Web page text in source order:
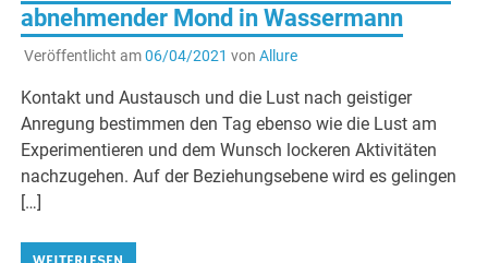
abnehmender Mond in Wassermann
Veröffentlicht am06/04/2021 von Allure
Kontakt und Austausch und die Lust nach geistiger
Anregung bestimmen den Tag ebenso wie die Lust am
Experimentieren und dem Wunsch lockeren Aktivitäten
nachzugehen. Auf der Beziehungsebene wird es gelingen
[…]